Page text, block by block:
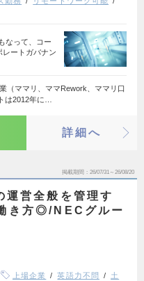
なって、コー
レートガバナン
（ママリ、ママRework、ママリ口
は2012年に…
詳細へ
掲載期間 26/07/31～26/08/20
運営全般を管理す
き方◎/NECグルー
上場企業 英語力不問
土